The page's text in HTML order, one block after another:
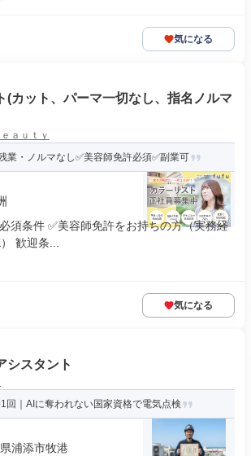
気になる
(カット、パーマ一切なし、指名ノルマ
ａｕｔｙ
業・ノルマなし✅美容師免許必須✅副業可
須条件 ✅美容師免許をお持ちの方（実務経
歓迎条...
気になる
シスタント
回｜AIに奪われない国家資格で電気点検
浦添市牧港